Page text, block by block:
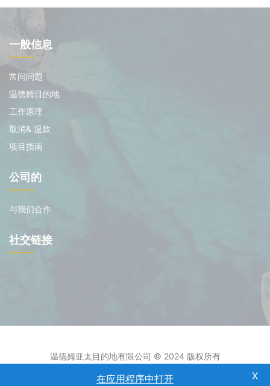
一般信息
常问问题
温德姆目的地
工作原理
取消& 退款
项目指南
公司的
与我们合作
社交链接
温德姆亚太目的地有限公司 © 2024 版权所有
www.wyndhamap.com
在应用程序中打开